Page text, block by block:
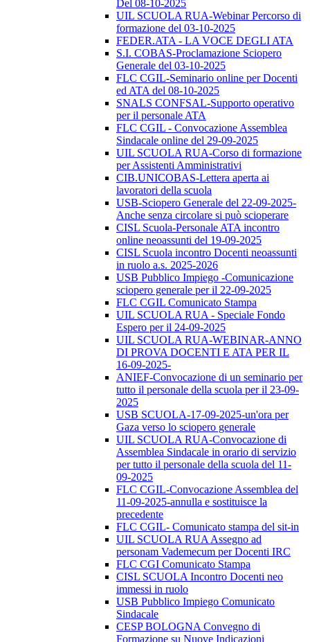
Del 08-10-2025
UIL SCUOLA RUA-Webinar Percorso di
formazione del 03-10-2025
FEDER.ATA - LA VOCE DEGLI ATA
S.I. COBAS-Proclamazione Sciopero
Generale del 03-10-2025
FLC CGIL-Seminario online per Docenti
ed ATA del 08-10-2025
SNALS CONFSAL-Supporto operativo
per il personale ATA
FLC CGIL - Convocazione Assemblea
Sindacale online del 29-09-2025
UIL SCUOLA RUA-Corso di formazione
per Assistenti Amministrativi
CIB.UNICOBAS-Lettera aperta ai
lavoratori della scuola
USB-Sciopero Generale del 22-09-2025-
Anche senza circolare si può scioperare
CISL Scuola-Personale ATA incontro
online neoassunti del 19-09-2025
CISL Scuola incontro Docenti neoassunti
in ruolo a.s. 2025-2026
USB Pubblico Impiego -Comunicazione
sciopero generale per il 22-09-2025
FLC CGIL Comunicato Stampa
UIL SCUOLA RUA - Speciale Fondo
Espero per il 24-09-2025
UIL SCUOLA RUA-WEBINAR-ANNO
DI PROVA DOCENTI E ATA PER IL
16-09-2025-
ANIEF-Convocazione di un seminario per
tutto il personale della scuola per il 23-09-
2025
USB SCUOLA-17-09-2025-un'ora per
Gaza verso lo sciopero generale
UIL SCUOLA RUA-Convocazione di
Assemblea Sindacale in orario di servizio
per tutto il personale della scuola del 11-
09-2025
FLC CGIL-Convocazione Assemblea del
11-09-2025-annulla e sostituisce la
precedente
FLC CGIL- Comunicato stampa del sit-in
UIL SCUOLA RUA Assegno ad
personam Vademecum per Docenti IRC
FLC CGI Comunicato Stampa
CISL SCUOLA Incontro Docenti neo
immessi in ruolo
USB Pubblico Impiego Comunicato
Sindacale
CESP BOLOGNA Convegno di
Formazione su Nuove Indicazioni